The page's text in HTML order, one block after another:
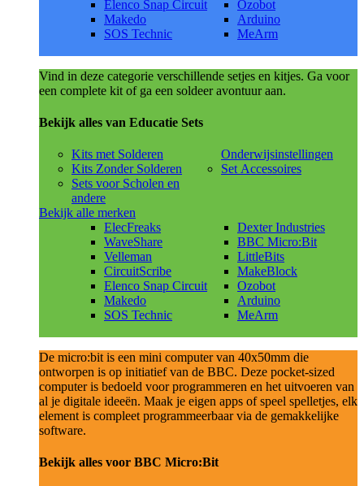
Elenco Snap Circuit
Makedo
SOS Technic
Ozobot
Arduino
MeArm
Vind in deze categorie verschillende setjes en kitjes. Ga voor
een complete kit of ga een soldeer avontuur aan.
Bekijk alles van Educatie Sets
Kits met Solderen
Kits Zonder Solderen
Sets voor Scholen en
andere
Onderwijsinstellingen
Set Accessoires
Bekijk alle merken
ElecFreaks
WaveShare
Velleman
CircuitScribe
Elenco Snap Circuit
Makedo
SOS Technic
Dexter Industries
BBC Micro:Bit
LittleBits
MakeBlock
Ozobot
Arduino
MeArm
De micro:bit is een mini computer van 40x50mm die
ontworpen is op initiatief van de BBC. Deze pocket-sized
computer is bedoeld voor programmeren en het uitvoeren van
al je digitale ideeën. Maak je eigen apps of speel spelletjes, elk
element is compleet programmeerbaar via de gemakkelijke
software.
Bekijk alles voor BBC Micro:Bit